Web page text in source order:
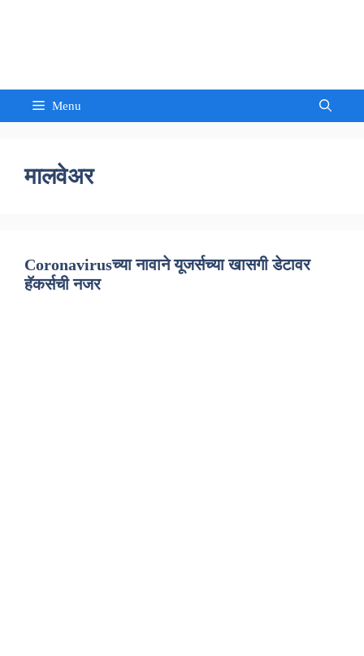
Menu
मालवेअर
Coronavirusच्या नावाने यूजर्सच्या खासगी डेटावर
हॅकर्सची नजर